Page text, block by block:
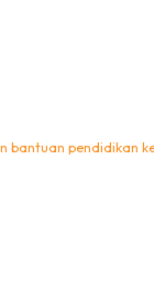
bantuan pendidikan